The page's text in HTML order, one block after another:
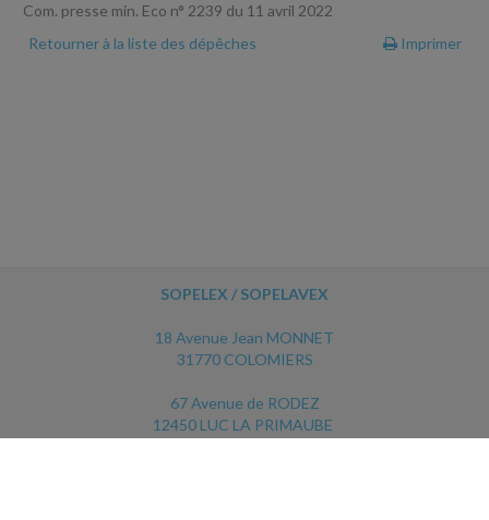
Com. presse min. Eco n° 2239 du 11 avril 2022
Retourner à la liste des dépêches
Imprimer
SOPELEX / SOPELAVEX
18 Avenue Jean MONNET
31770 COLOMIERS
67 Avenue de RODEZ
12450 LUC LA PRIMAUBE